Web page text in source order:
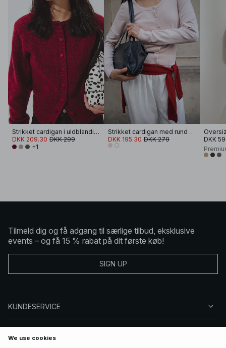
Strikket cardigan i uldblanding
DKK 209.30 DKK 299
+1
Strikket cardigan med rund halsudskæring
DKK 195.30 DKK 279
DKK
Tilmeld dig og få adgang til særlige tilbud, eksklusive
events – og få 15 % rabat på dit første køb!
SIGN UP
KUNDESERVICE